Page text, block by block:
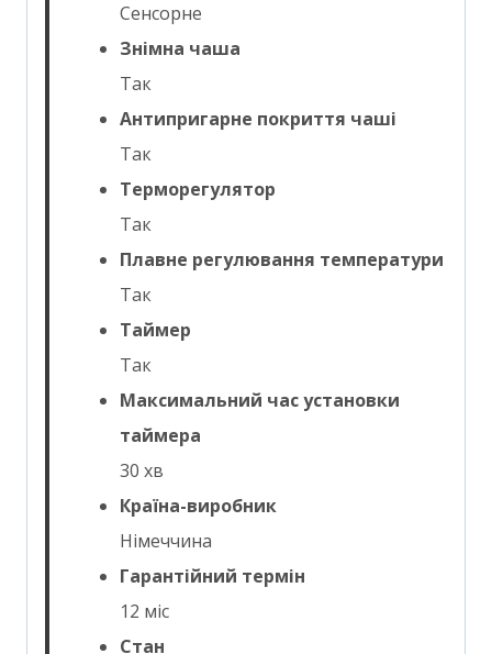
Сенсорне
Знімна чаша
Так
Антипригарне покриття чаші
Так
Терморегулятор
Так
Плавне регулювання температури
Так
Таймер
Так
Максимальний час установки
таймера
30 хв
Країна-виробник
Німеччина
Гарантійний термін
12 міс
Стан